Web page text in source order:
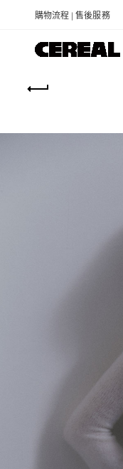
購物流程 | 售後服務